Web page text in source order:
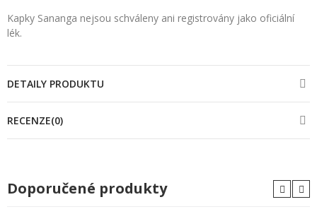
Kapky Sananga nejsou schváleny ani registrovány jako oficiální
lék.
DETAILY PRODUKTU
RECENZE(0)
Doporučené produkty